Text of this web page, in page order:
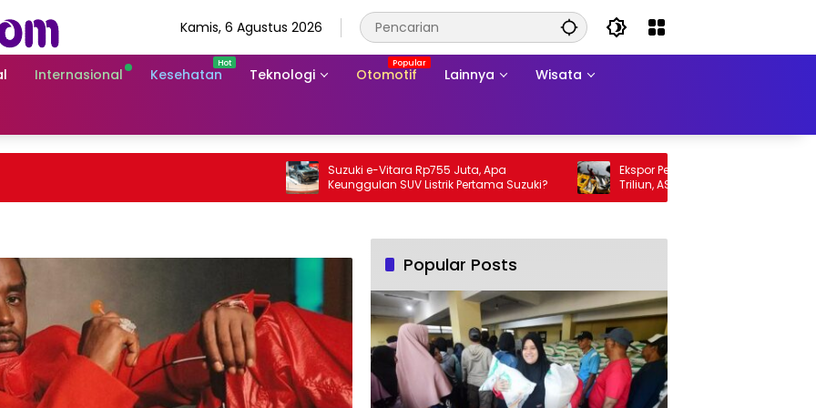
Kamis, 6 Agustus 2026
Internasional Kesehatan Teknologi Otomotif Lainnya Wisata
Suzuki e-Vitara Rp755 Juta, Apa
Keunggulan SUV Listrik Pertama Suzuki?
Ekspor Perikanan 2025 Tembus Rp105
Triliun, AS Jadi Pasar Utama
Popular Posts